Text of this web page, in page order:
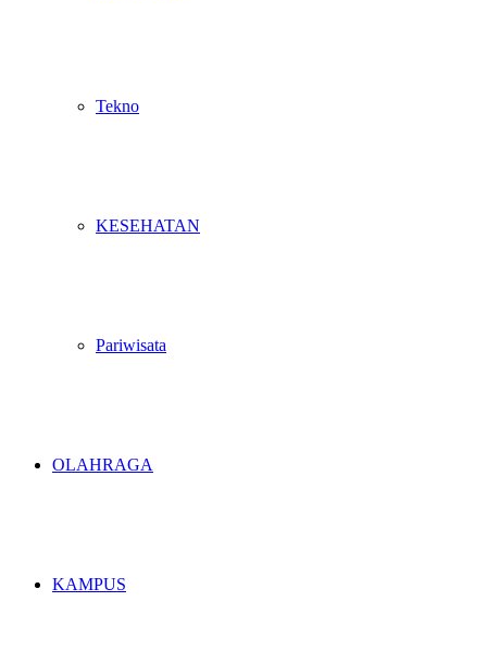
Tekno
KESEHATAN
Pariwisata
OLAHRAGA
KAMPUS